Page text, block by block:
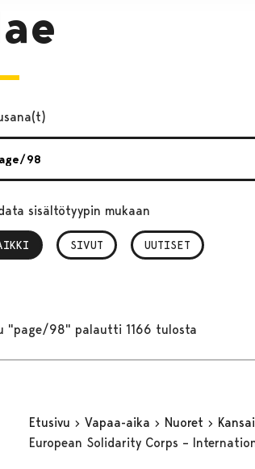
sisältötyypin mukaan
SIVUT UUTISET
"page/98" palautti 1166 tulosta
Etusivu Vapaa-aika Nuoret
European Solidarity Corps –